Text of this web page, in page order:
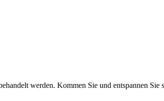
werden. Kommen Sie und entspannen